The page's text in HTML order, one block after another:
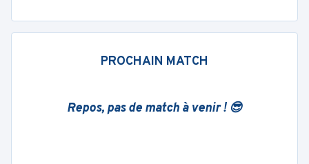
PROCHAIN MATCH
Repos, pas de match à venir ! 😎